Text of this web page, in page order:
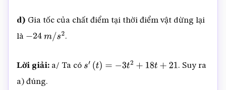
d) Gia tốc của chất điểm tại thời điểm vật dừng lại
là
24 m/ s2 .
Lời giải: a/ Ta có s′ t)= −3 +18 + 21
. Suy ra
a) đúng.